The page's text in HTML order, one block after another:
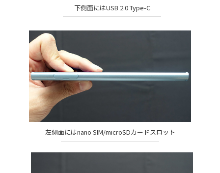
下側面にはUSB 2.0 Type-C
左側面にはnano SIM/microSDカードスロット